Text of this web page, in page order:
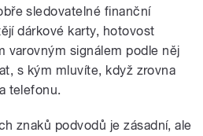
sledovatelné finanční
dárkové karty, hotovost
varovným signálem podle něj
s kým mluvíte, když zrovna
telefonu.
znaků podvodů je zásadní, ale